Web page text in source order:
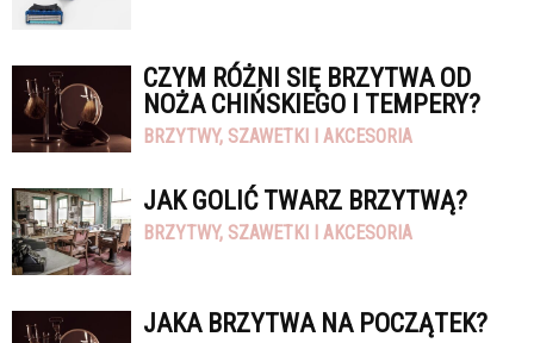
CZYM RÓŻNI SIĘ BRZYTWA OD
NOŻA CHIŃSKIEGO I TEMPERY?
BRZYTWY, SZAWETKI I AKCESORIA
JAK GOLIĆ TWARZ BRZYTWĄ?
BRZYTWY, SZAWETKI I AKCESORIA
JAKA BRZYTWA NA POCZĄTEK?